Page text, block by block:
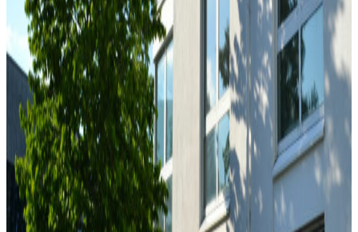
Customer Self-Service Portal: Wie
Ihre Kunden ihre Aboverträge selbst
verwalten
Die Erwartungen von Kunden an digitale Services haben
sich in den vergangenen Jahren grundlegend gewandelt.
Wer heute ein Software-Abonnement abschließt, eine
Mitgliedschaft bucht oder einen wiederkehrenden Dienst
nutzt, erwartet mehr als eine monatliche Rechnung im
Postfach. Er erwartet
Transparenz, Kontrolle und
Eigenständigkeit - jederzeit und ohne Warteschleife. Genau
das leistet ein modernes Customer Self-Service Portal.